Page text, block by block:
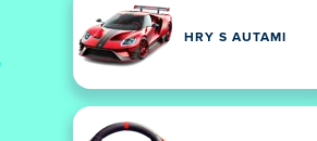
HRY S AUTAMI